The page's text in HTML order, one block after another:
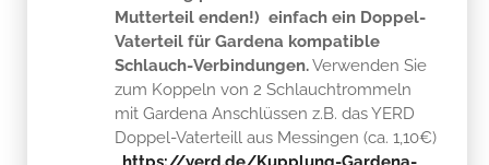
Mutterteil enden!) einfach ein Doppel-
Vaterteil für Gardena kompatible
Schlauch-Verbindungen.Verwenden Sie
zum Koppeln von 2 Schlauchtrommeln
mit Gardena Anschlüssen z.B. das YERD
Doppel-Vaterteill aus Messingen (ca. 1,10€)